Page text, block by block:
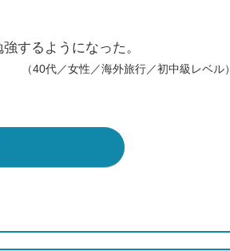
するようになった。
（40代／女性／海外旅行／初中級レベル）